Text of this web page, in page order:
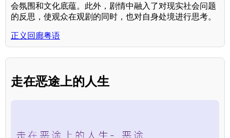
会氛围和文化底蕴。此外，剧情中融入了对现实社会问题
的反思，使观众在观剧的同时，也对自身处境进行思考。
正义回廊粤语
走在恶途上的人生